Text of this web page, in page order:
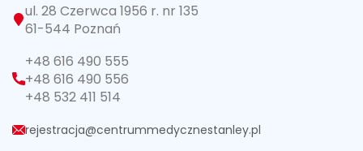
ul. 28 Czerwca 1956 r. nr 135
61-544 Poznań
+48 616 490 555
+48 616 490 556
+48 532 411 514
rejestracja@centrummedycznestanley.pl